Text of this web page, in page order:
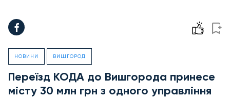
НОВИНИ ВИШГОРОД
Переїзд КОДА до Вишгорода принесе
місту 30 млн грн з одного управління